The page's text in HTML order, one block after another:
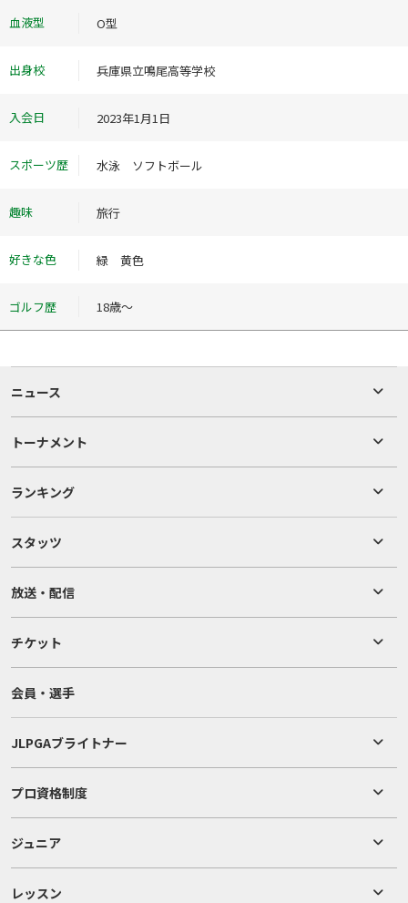
血液型 O型
出身校 兵庫県立鳴尾高等学校
入会日 2023年1月1日
スポーツ歴 水泳 ソフトボール
趣味 旅行
好きな色 緑 黄色
ゴルフ歴 18歳〜
ニュース
トーナメント
ランキング
スタッツ
放送・配信
チケット
会員・選手
JLPGAブライトナー
プロ資格制度
ジュニア
レッスン